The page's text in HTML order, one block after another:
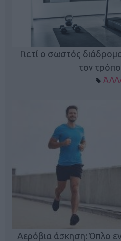
Γιατί ο σωστός
τον
Αερόβια άσκηση: Όπλο